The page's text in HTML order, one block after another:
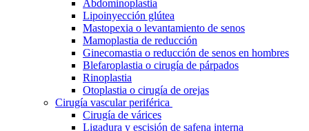
Abdominoplastia
Lipoinyección glútea
Mastopexia o levantamiento de senos
Mamoplastia de reducción
Ginecomastia o reducción de senos en hombres
Blefaroplastia o cirugía de párpados
Rinoplastia
Otoplastia o cirugía de orejas
Cirugía vascular periférica
Cirugía de várices
Ligadura y escisión de safena interna